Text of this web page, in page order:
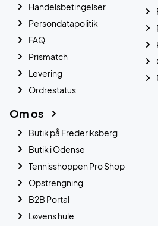
Handelsbetingelser
Persondatapolitik
FAQ
Prismatch
Levering
Ordrestatus
Om os
Butik på Frederiksberg
Butik i Odense
Tennisshoppen Pro Shop
Opstrengning
B2B Portal
Løvens hule